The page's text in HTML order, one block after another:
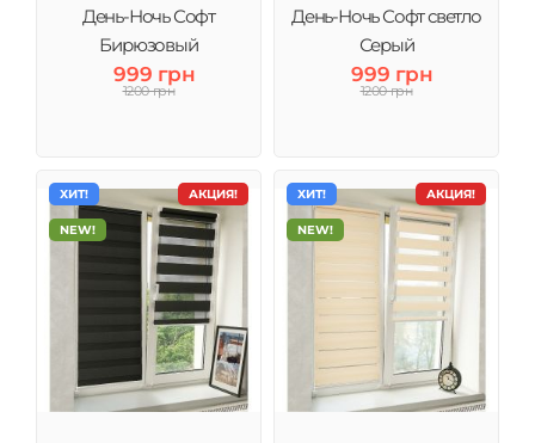
День-Ночь Софт
Бирюзовый
999 грн
1200 грн
День-Ночь Софт светло
Серый
999 грн
1200 грн
АКЦИЯ!
ХИТ!
NEW!
АКЦИЯ!
ХИТ!
NEW!